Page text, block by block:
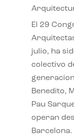
El 29
julio, ha
colectivo
Benedito,
Pau
operan